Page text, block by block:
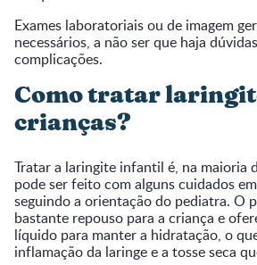
Exames laboratoriais ou de imagem
necessários, a não ser que haja
complicações.
Como tratar
crianças?
Tratar a laringite infantil é, na maioria
pode ser feito com alguns cuidados
seguindo a orientação do pediatra. O
bastante repouso para a criança e
líquido para manter a hidratação, o
inflamação da laringe e a tosse seca